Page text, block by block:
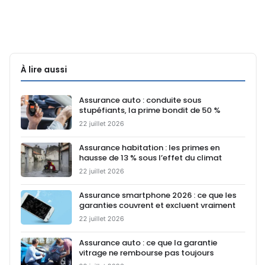
À lire aussi
Assurance auto : conduite sous
stupéfiants, la prime bondit de 50 %
22 juillet 2026
Assurance habitation : les primes en
hausse de 13 % sous l’effet du climat
22 juillet 2026
Assurance smartphone 2026 : ce que les
garanties couvrent et excluent vraiment
22 juillet 2026
Assurance auto : ce que la garantie
vitrage ne rembourse pas toujours